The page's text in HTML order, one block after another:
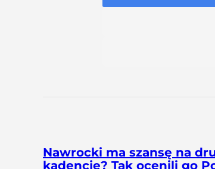
Nawrocki ma szansę na
kadencję? Tak ocenili go